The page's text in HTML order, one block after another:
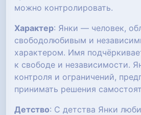
можно контролировать.
Характер: Янки — человек,
свободолюбивым и
характером. Имя
к свободе и независимости.
контроля и ограничений,
принимать решения
Детство: С детства Янки